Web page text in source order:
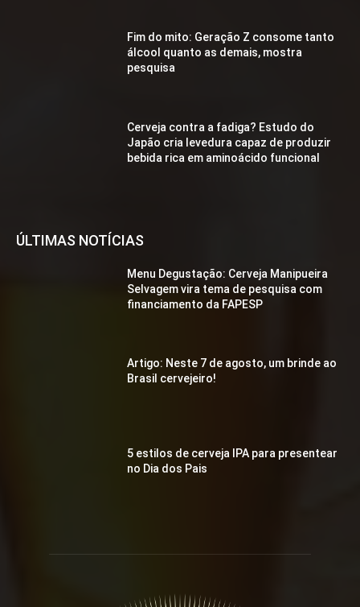
Fim do mito: Geração Z consome tanto
álcool quanto as demais, mostra
pesquisa
Cerveja contra a fadiga? Estudo do
Japão cria levedura capaz de produzir
bebida rica em aminoácido funcional
ÚLTIMAS NOTÍCIAS
Menu Degustação: Cerveja Manipueira
Selvagem vira tema de pesquisa com
financiamento da FAPESP
Artigo: Neste 7 de agosto, um brinde ao
Brasil cervejeiro!
5 estilos de cerveja IPA para presentear
no Dia dos Pais